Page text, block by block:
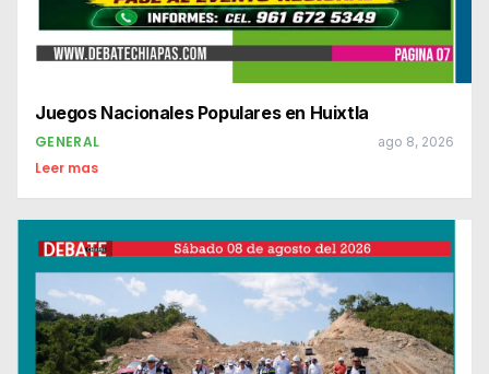
Juegos Nacionales Populares en Huixtla
GENERAL ago 8, 2026
Leer mas